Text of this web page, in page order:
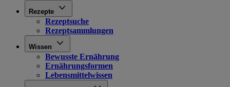
Rezepte
Rezeptsuche
Rezeptsammlungen
Wissen
Bewusste Ernährung
Ernährungsformen
Lebensmittelwissen